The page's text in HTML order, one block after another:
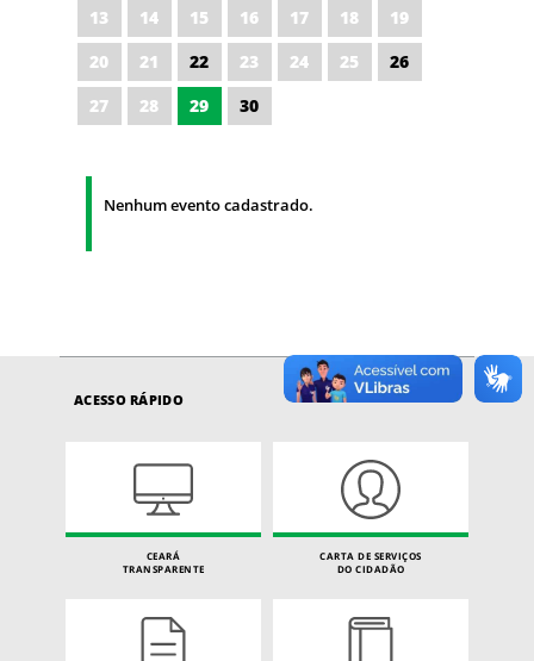
13
14 15 16 17 18
19
20
21 22 23 24 25
26
27
28 29 30
Nenhum evento cadastrado.
ACESSO RÁPIDO
CEARÁ
TRANSPARENTE
CARTA DE SERVIÇOS
DO CIDADÃO